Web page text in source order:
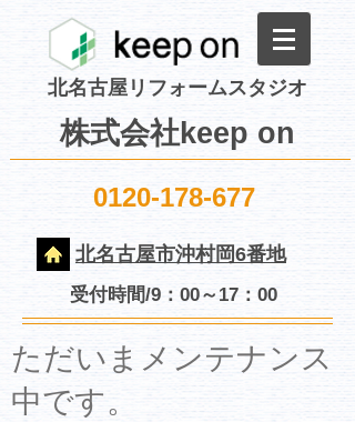
北名古屋リフォームスタジオ
株式会社keep on
0120-178-677
北名古屋市沖村岡6番地
受付時間/9：00～17：00
​ただいまメンテナンス
中です。